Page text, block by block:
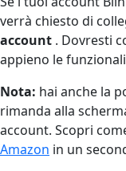
verrà chiesto di
account . Dovresti
appieno le
Nota: hai anche la
rimanda alla
account. Scopri
Amazon in un